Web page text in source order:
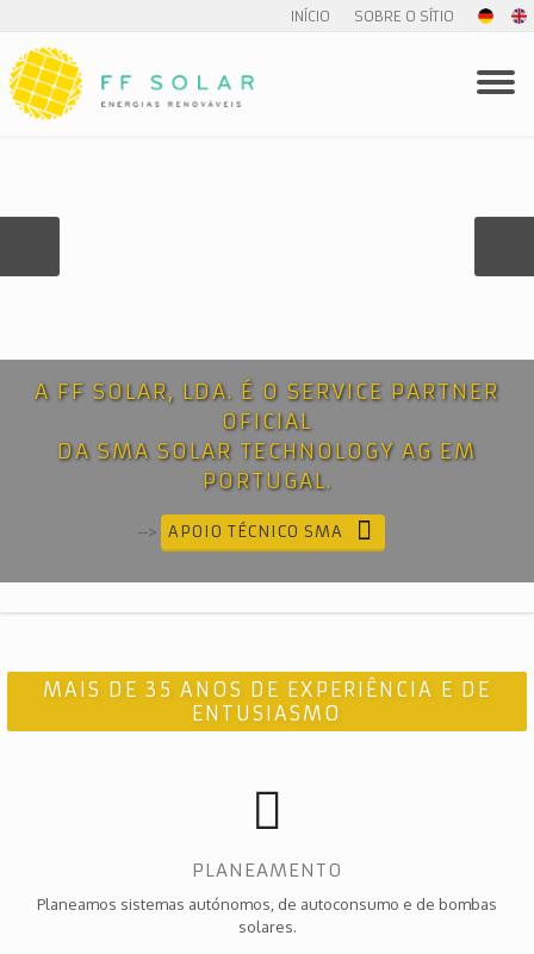
INÍCIO SOBRE O SÍTIO
A FF SOLAR, LDA. É O SERVICE PARTNER
OFICIAL
DA SMA SOLAR TECHNOLOGY AG EM
PORTUGAL.
--> APOIO TÉCNICO SMA
MAIS DE 35 ANOS DE EXPERIÊNCIA E DE
ENTUSIASMO
PLANEAMENTO
Planeamos sistemas autónomos, de autoconsumo e de bombas
solares.